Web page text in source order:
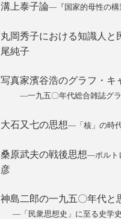
溝上泰子論―『国家的母性の構
丸岡秀子における知識人と
尾純子
写真家濱谷浩のグラフ・キ
―一九五〇年代総合雑誌グ
大石又七の思想―「核」の時
桑原武夫の戦後思想―ポルト
彦
神島二郎の一九五〇年代と
―「民衆思想史」に至る史学